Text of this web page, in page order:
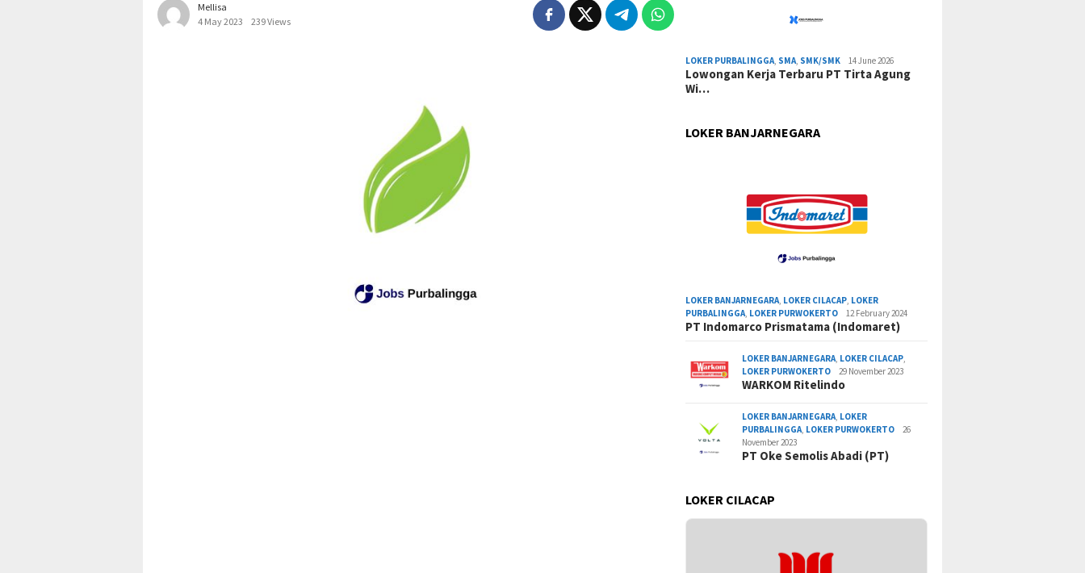
Mellisa
4 May 2023
239 Views
LOKER PURBALINGGA SMA SMK/SMK 14 June 2026
Lowongan Kerja Terbaru PT Tirta Agung
Wi…
LOKER BANJARNEGARA
LOKER BANJARNEGARA LOKER CILACAP LOKER
PURBALINGGA LOKER PURWOKERTO 12 February 2024
PT Indomarco Prismatama (Indomaret)
LOKER BANJARNEGARA LOKER CILACAP
LOKER PURWOKERTO
29 November 2023
WARKOM Ritelindo
LOKER BANJARNEGARA LOKER
PURBALINGGA LOKER PURWOKERTO
26
November 2023
PT Oke Semolis Abadi (PT)
LOKER CILACAP